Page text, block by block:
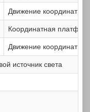
Движение
Координатная
Движение
источник света